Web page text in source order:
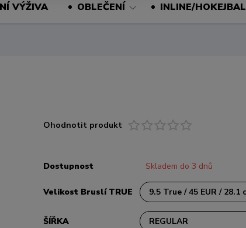
VÝŽIVA OBLEČENÍ INLINE/HOKEJBAL
Ohodnotit produkt
Dostupnost Skladem do 3 dnů
Velikost Bruslí TRUE
ŠÍŘKA